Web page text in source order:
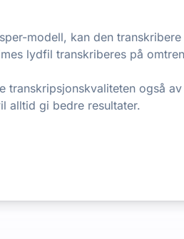
hente ut den viktigste
modell, kan den
lydfil transkriberes på
transkripsjonskvaliteten også
alltid gi bedre resultater.